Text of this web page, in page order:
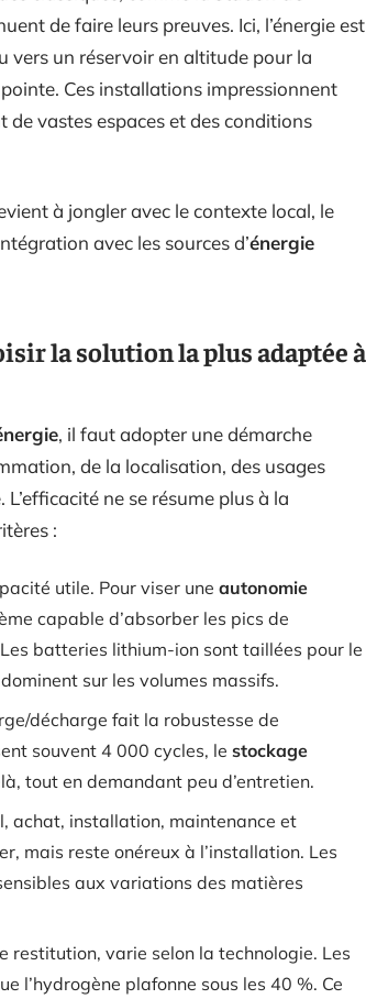
de faire leurs preuves. Ici, l’énergie est
vers un réservoir en altitude pour la
Ces installations impressionnent
vastes espaces et des conditions
à jongler avec le contexte local, le
avec les sources d’énergie
la solution la plus adaptée à
, il faut adopter une démarche
de la localisation, des usages
ne se résume plus à la
:
utile. Pour viser une autonomie
capable d’absorber les pics de
batteries lithium-ion sont taillées pour le
sur les volumes massifs.
décharge fait la robustesse de
souvent 4 000 cycles, le stockage
tout en demandant peu d’entretien.
achat, installation, maintenance et
mais reste onéreux à l’installation. Les
aux variations des matières
restitution, varie selon la technologie. Les
l’hydrogène plafonne sous les 40 %. Ce